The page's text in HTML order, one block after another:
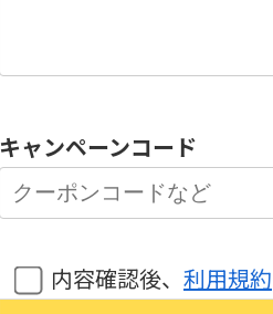
キャンペーンコード
内容確認後、 利用規約